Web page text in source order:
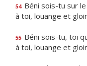
54 Béni sois-tu sur
à toi, louange et
55 Béni sois-tu, toi
à toi, louange et